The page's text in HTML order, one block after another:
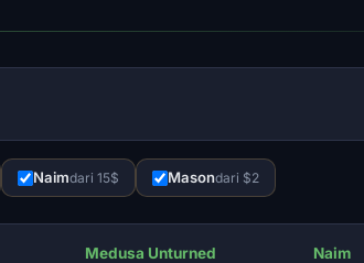
Naimdari 15$ Masondari $2
Medusa Unturned Naim